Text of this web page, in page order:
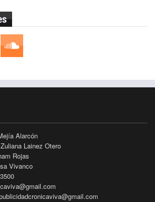
Alarcón
Lainez Otero
Rojas
Vivanco